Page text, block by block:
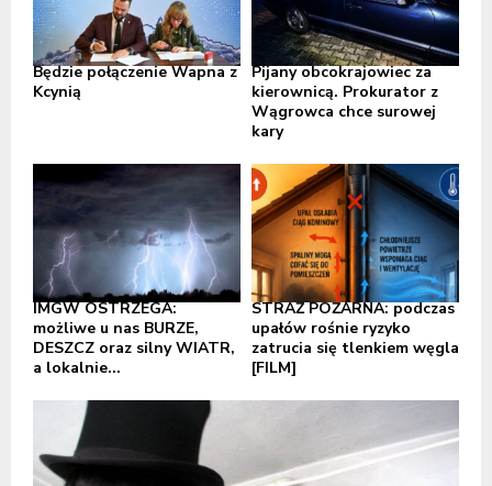
Będzie połączenie Wapna z
Kcynią
Pijany obcokrajowiec za
kierownicą. Prokurator z
Wągrowca chce surowej
kary
IMGW OSTRZEGA:
możliwe u nas BURZE,
DESZCZ oraz silny WIATR,
a lokalnie...
STRAŻ POŻARNA: podczas
upałów rośnie ryzyko
zatrucia się tlenkiem węgla
[FILM]